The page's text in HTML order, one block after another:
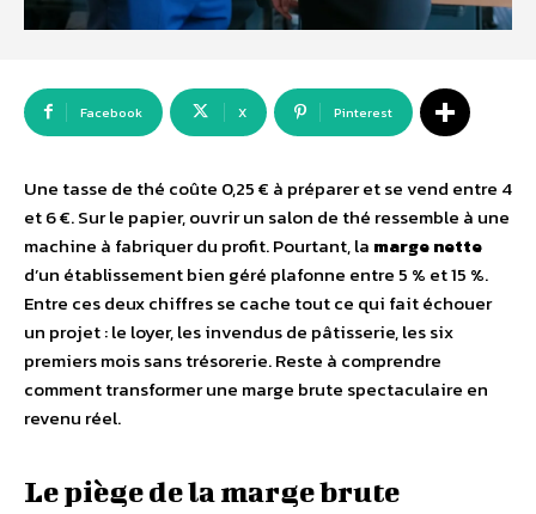
Facebook X Pinterest
Une tasse de thé coûte 0,25 € à préparer et se vend entre 4
et 6 €. Sur le papier, ouvrir un salon de thé ressemble à une
machine à fabriquer du profit. Pourtant, la marge nette
d’un établissement bien géré plafonne entre 5 % et 15 %.
Entre ces deux chiffres se cache tout ce qui fait échouer
un projet : le loyer, les invendus de pâtisserie, les six
premiers mois sans trésorerie. Reste à comprendre
comment transformer une marge brute spectaculaire en
revenu réel.
Le piège de la marge brute